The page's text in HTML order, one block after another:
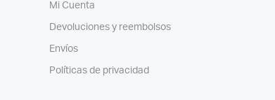
Mi Cuenta
Devoluciones y reembolsos
Envíos
Políticas de privacidad